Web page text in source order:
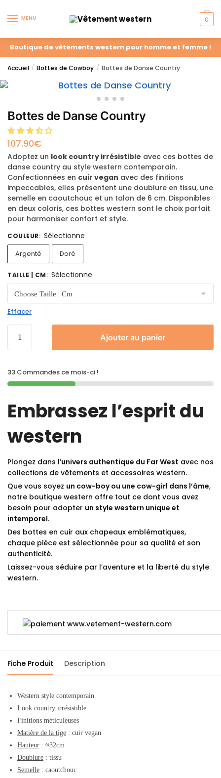
MENU 0
Boutique de vêtements western pour homme et femme !
Accueil / Bottes de Cowboy / Bottes de Danse Country
Bottes de Danse Country
107.90€
Adoptez un look country irrésistible avec ces bottes de
danse country au style western contemporain.
Confectionnées en cuir vegan avec des finitions
impeccables, elles présentent une doublure en tissu, une
semelle en caoutchouc et un talon de 6 cm. Disponibles
en deux coloris, ces bottes western sont le choix parfait
pour harmoniser confort et style.
COULEUR: Sélectionne
Argenté Doré
TAILLE | CM: Sélectionne
Effacer
Ajouter au panier
33 Commandes ce mois-ci !
Embrassez l’esprit du
western
Plongez dans l’univers authentique du Far West avec nos
collections de vêtements et accessoires western.
Que vous soyez un cow-boy ou une cow-girl dans l’âme,
notre boutique western offre tout ce dont vous avez
besoin pour adopter un style western unique et
intemporel.
Des bottes en cuir aux chapeaux emblématiques,
chaque pièce est sélectionnée pour sa qualité et son
authenticité.
Laissez-vous séduire par l’aventure et la liberté du style
western.
Fiche Produit Description
Western style contemporain
Look country irrésistible
Finitions méticuleuses
Matière de la tige : cuir vegan
Hauteur : ≈32cm
Doublure : tissu
Semelle : caoutchouc